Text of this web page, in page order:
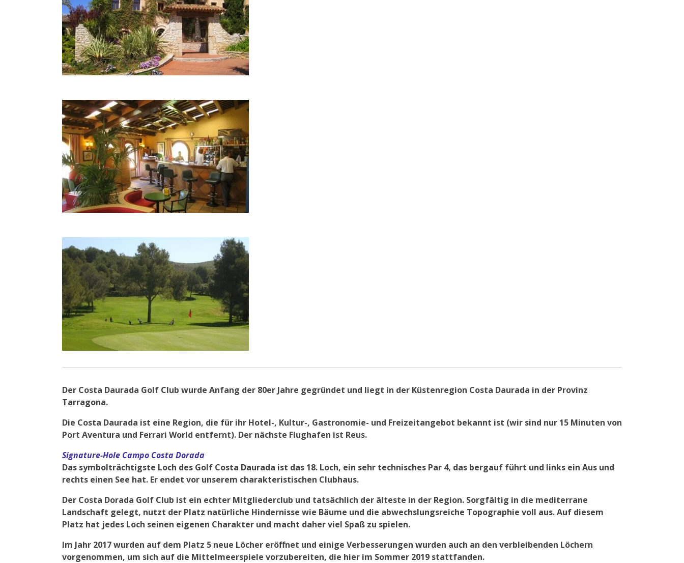
Der Costa Daurada Golf Club wurde Anfang der 80er Jahre gegründet und liegt in der Küstenregion Costa Daurada in der Provinz
Tarragona.
Die Costa Daurada ist eine Region, die für ihr Hotel-, Kultur-, Gastronomie- und Freizeitangebot bekannt ist (wir sind nur 15 Minuten von
Port Aventura und Ferrari World entfernt). Der nächste Flughafen ist Reus.
Signature-Hole Campo Costa Dorada
Das symbolträchtigste Loch des Golf Costa Daurada ist das 18. Loch, ein sehr technisches Par 4, das bergauf führt und links ein Aus und
rechts einen See hat. Er endet vor unserem charakteristischen Clubhaus.
Der Costa Dorada Golf Club ist ein echter Mitgliederclub und tatsächlich der älteste in der Region. Sorgfältig in die mediterrane
Landschaft gelegt, nutzt der Platz natürliche Hindernisse wie Bäume und die abwechslungsreiche Topographie voll aus. Auf diesem
Platz hat jedes Loch seinen eigenen Charakter und macht daher viel Spaß zu spielen.
Im Jahr 2017 wurden auf dem Platz 5 neue Löcher eröffnet und einige Verbesserungen wurden auch an den verbleibenden Löchern
vorgenommen, um sich auf die Mittelmeerspiele vorzubereiten, die hier im Sommer 2019 stattfanden.